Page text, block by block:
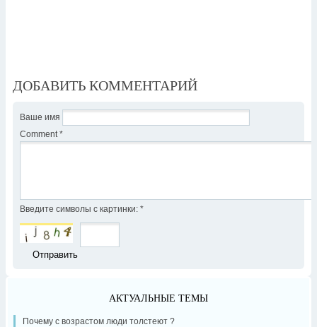
ДОБАВИТЬ КОММЕНТАРИЙ
Ваше имя
Comment *
Введите символы с картинки: *
АКТУАЛЬНЫЕ ТЕМЫ
Почему с возрастом люди толстеют ?